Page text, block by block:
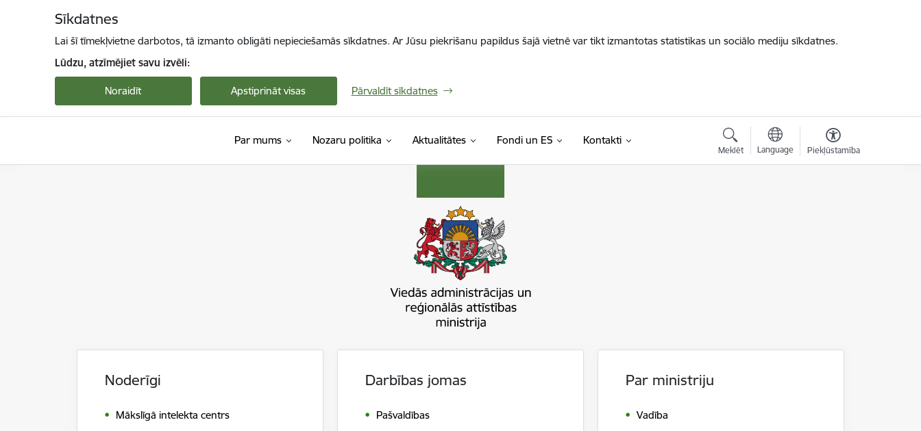
Sīkdatnes
Lai šī tīmekļvietne darbotos, tā izmanto obligāti nepieciešamās sīkdatnes. Ar Jūsu piekrišanu papildus šajā vietnē var tikt izmantotas statistikas un sociālo mediju sīkdatnes.
Lūdzu, atzīmējiet savu izvēli:
Noraidīt Apstiprināt visas Pārvaldīt sīkdatnes
Par mums Nozaru politika Aktualitātes Fondi un ES Kontakti
Meklēt Language Piekļūstamība
Noderīgi
Mākslīgā intelekta centrs
Darbības jomas
Pašvaldības
Par ministriju
Vadība